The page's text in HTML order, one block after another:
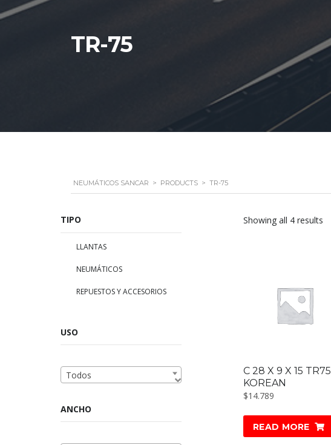
TR-75
NEUMÁTICOS SANCAR > PRODUCTS > TR-75
Showing all 4 results
C 28 X 9 X 15 TR75
KOREAN
$14.789
READ MORE
TIPO
LLANTAS
NEUMÁTICOS
REPUESTOS Y ACCESORIOS
USO
Todos
ANCHO